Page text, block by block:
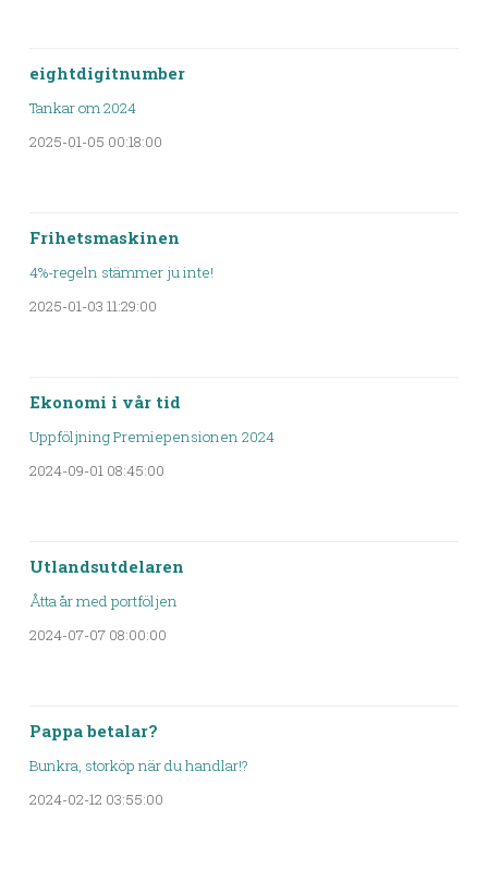
eightdigitnumber
Tankar om 2024
2025-01-05 00:18:00
Frihetsmaskinen
4%-regeln stämmer ju inte!
2025-01-03 11:29:00
Ekonomi i vår tid
Uppföljning Premiepensionen 2024
2024-09-01 08:45:00
Utlandsutdelaren
Åtta år med portföljen
2024-07-07 08:00:00
Pappa betalar?
Bunkra, storköp när du handlar!?
2024-02-12 03:55:00